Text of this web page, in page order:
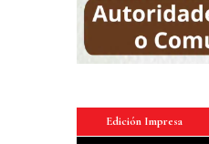
Edición Impresa